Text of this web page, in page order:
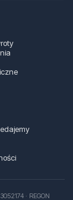
· REGON